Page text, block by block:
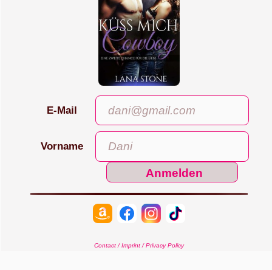
E-Mail
Vorname
Anmelden
Contact / Imprint / Privacy Policy